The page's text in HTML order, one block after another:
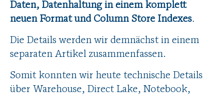
Daten, Datenhaltung in einem komplett
neuen Format und Column Store Indexes.
Die Details werden wir demnächst in einem
separaten Artikel zusammenfassen.
Somit konnten wir heute technische Details
über Warehouse, Direct Lake, Notebook,